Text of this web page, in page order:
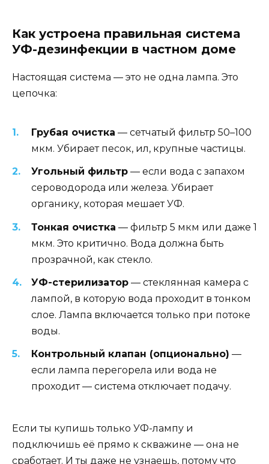
Как устроена правильная система
УФ-дезинфекции в частном доме
Настоящая система — это не одна лампа. Это
цепочка:
Грубая очистка — сетчатый фильтр 50–100
мкм. Убирает песок, ил, крупные частицы.
Угольный фильтр — если вода с запахом
сероводорода или железа. Убирает
органику, которая мешает УФ.
Тонкая очистка — фильтр 5 мкм или даже 1
мкм. Это критично. Вода должна быть
прозрачной, как стекло.
УФ-стерилизатор — стеклянная камера с
лампой, в которую вода проходит в тонком
слое. Лампа включается только при потоке
воды.
Контрольный клапан (опционально) —
если лампа перегорела или вода не
проходит — система отключает подачу.
Если ты купишь только УФ-лампу и
подключишь её прямо к скважине — она не
сработает. И ты даже не узнаешь, потому что